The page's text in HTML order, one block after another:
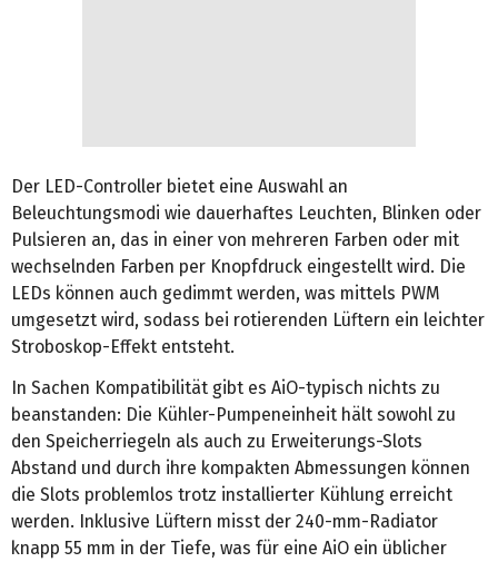
Der LED-Controller bietet eine Auswahl an
Beleuchtungsmodi wie dauerhaftes Leuchten, Blinken oder
Pulsieren an, das in einer von mehreren Farben oder mit
wechselnden Farben per Knopfdruck eingestellt wird. Die
LEDs können auch gedimmt werden, was mittels PWM
umgesetzt wird, sodass bei rotierenden Lüftern ein leichter
Stroboskop-Effekt entsteht.
In Sachen Kompatibilität gibt es AiO-typisch nichts zu
beanstanden: Die Kühler-Pumpeneinheit hält sowohl zu
den Speicherriegeln als auch zu Erweiterungs-Slots
Abstand und durch ihre kompakten Abmessungen können
die Slots problemlos trotz installierter Kühlung erreicht
werden. Inklusive Lüftern misst der 240-mm-Radiator
knapp 55 mm in der Tiefe, was für eine AiO ein üblicher